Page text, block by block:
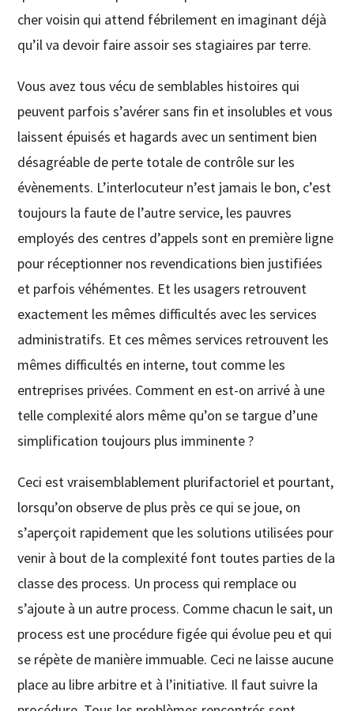
cher voisin qui attend fébrilement en imaginant déjà
qu’il va devoir faire assoir ses stagiaires par terre.
Vous avez tous vécu de semblables histoires qui
peuvent parfois s’avérer sans fin et insolubles et vous
laissent épuisés et hagards avec un sentiment bien
désagréable de perte totale de contrôle sur les
évènements. L’interlocuteur n’est jamais le bon, c’est
toujours la faute de l’autre service, les pauvres
employés des centres d’appels sont en première ligne
pour réceptionner nos revendications bien justifiées
et parfois véhémentes. Et les usagers retrouvent
exactement les mêmes difficultés avec les services
administratifs. Et ces mêmes services retrouvent les
mêmes difficultés en interne, tout comme les
entreprises privées. Comment en est-on arrivé à une
telle complexité alors même qu’on se targue d’une
simplification toujours plus imminente ?
Ceci est vraisemblablement plurifactoriel et pourtant,
lorsqu’on observe de plus près ce qui se joue, on
s’aperçoit rapidement que les solutions utilisées pour
venir à bout de la complexité font toutes parties de la
classe des process. Un process qui remplace ou
s’ajoute à un autre process. Comme chacun le sait, un
process est une procédure figée qui évolue peu et qui
se répète de manière immuable. Ceci ne laisse aucune
place au libre arbitre et à l’initiative. Il faut suivre la